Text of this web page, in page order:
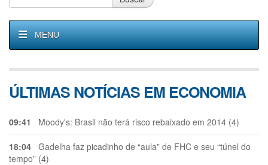
MENU
ÚLTIMAS NOTÍCIAS EM ECONOMIA
09:41 Moody's: Brasil não terá risco rebaixado em 2014 (4)
18:04 Gadelha faz picadinho de “aula” de FHC e seu “túnel do
tempo” (4)